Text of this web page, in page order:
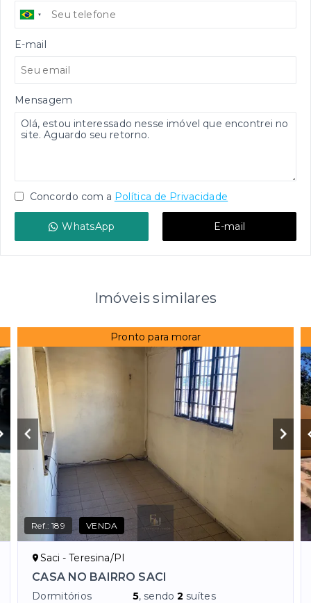
E-mail
Mensagem
Concordo com a Política de Privacidade
WhatsApp E-mail
Imóveis similares
Pronto para morar
Ref.:189 VENDA
Saci - Teresina/PI
CASA NO BAIRRO SACI
Dormitórios 5, sendo2 suítes